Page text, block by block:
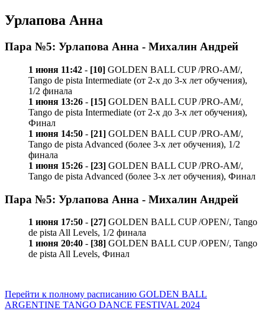
Урлапова Анна
Пара №5: Урлапова Анна - Михалин Андрей
1 июня 11:42 - [10] GOLDEN BALL CUP /PRO-AM/,
Tango de pista Intermediate (от 2-х до 3-х лет обучения),
1/2 финала
1 июня 13:26 - [15] GOLDEN BALL CUP /PRO-AM/,
Tango de pista Intermediate (от 2-х до 3-х лет обучения),
Финал
1 июня 14:50 - [21] GOLDEN BALL CUP /PRO-AM/,
Tango de pista Advanced (более 3-х лет обучения), 1/2
финала
1 июня 15:26 - [23] GOLDEN BALL CUP /PRO-AM/,
Tango de pista Advanced (более 3-х лет обучения), Финал
Пара №5: Урлапова Анна - Михалин Андрей
1 июня 17:50 - [27] GOLDEN BALL CUP /OPEN/, Tango
de pista All Levels, 1/2 финала
1 июня 20:40 - [38] GOLDEN BALL CUP /OPEN/, Tango
de pista All Levels, Финал
Перейти к полному расписанию GOLDEN BALL
ARGENTINE TANGO DANCE FESTIVAL 2024